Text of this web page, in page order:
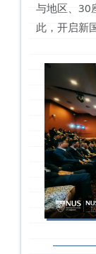
与地区、30
此，开启新